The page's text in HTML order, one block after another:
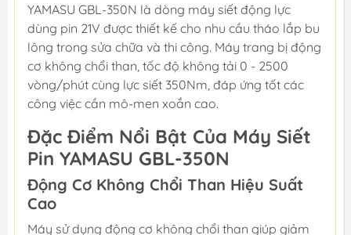
YAMASU GBL-350N là dòng máy siết động lực
dùng pin 21V được thiết kế cho nhu cầu tháo lắp bu
lông trong sửa chữa và thi công. Máy trang bị động
cơ không chổi than, tốc độ không tải 0 - 2500
vòng/phút cùng lực siết 350Nm, đáp ứng tốt các
công việc cần mô-men xoắn cao.
Đặc Điểm Nổi Bật Của Máy Siết
Pin YAMASU GBL-350N
Động Cơ Không Chổi Than Hiệu Suất
Cao
Máy sử dụng động cơ không chổi than giúp giảm